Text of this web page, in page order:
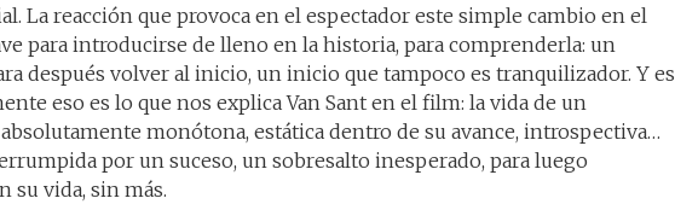
La reacción que provoca en el espectador este simple cambio en el
para introducirse de lleno en la historia, para comprenderla: un
después volver al inicio, un inicio que tampoco es tranquilizador. Y es
eso es lo que nos explica Van Sant en el film: la vida de un
monótona, estática dentro de su avance, introspectiva…
por un suceso, un sobresalto inesperado, para luego
su vida, sin más.